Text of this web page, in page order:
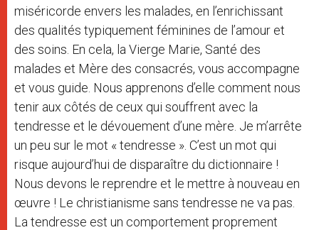
miséricorde envers les malades, en l’enrichissant
des qualités typiquement féminines de l’amour et
des soins. En cela, la Vierge Marie, Santé des
malades et Mère des consacrés, vous accompagne
et vous guide. Nous apprenons d’elle comment nous
tenir aux côtés de ceux qui souffrent avec la
tendresse et le dévouement d’une mère. Je m’arrête
un peu sur le mot « tendresse ». C’est un mot qui
risque aujourd’hui de disparaître du dictionnaire !
Nous devons le reprendre et le mettre à nouveau en
œuvre ! Le christianisme sans tendresse ne va pas.
La tendresse est un comportement proprement